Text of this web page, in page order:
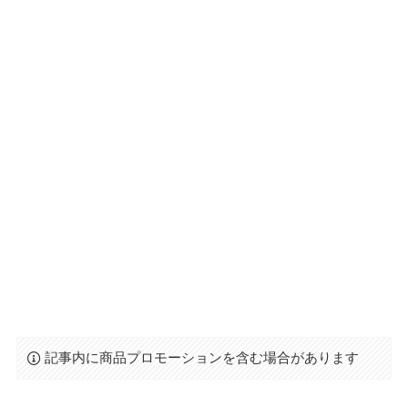
記事内に商品プロモーションを含む場合があります